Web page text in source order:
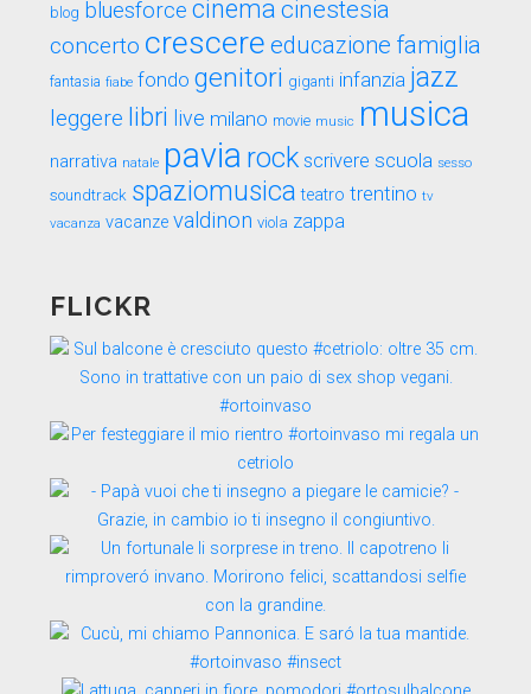
blog bluesforce cinema cinestesia
concerto crescere educazione famiglia
fantasia fiabe fondo genitori giganti infanzia jazz
leggere libri live milano movie music musica
narrativa natale pavia rock scrivere scuola sesso
soundtrack spaziomusica teatro trentino tv
vacanza vacanze valdinon viola zappa
FLICKR